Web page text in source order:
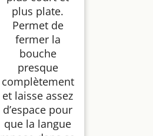
plus plate.
Permet de
fermer la
bouche
presque
complètement
et laisse assez
d’espace pour
que la langue